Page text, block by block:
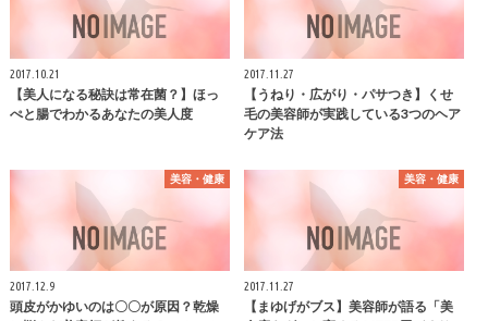
2017.10.21
【美人になる秘訣は常在菌？】ほっ
ぺと腸でわかるあなたの美人度
2017.11.27
【うねり・広がり・パサつき】くせ
毛の美容師が実践している3つのヘア
ケア法
美容・健康
2017.12.9
頭皮がかゆいのは〇〇が原因？乾燥
美容・健康
2017.11.27
【まゆげがブス】美容師が語る「美